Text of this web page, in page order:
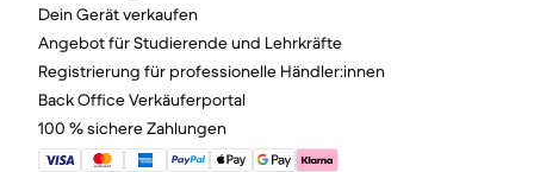
Dein Gerät verkaufen
Angebot für Studierende und Lehrkräfte
Registrierung für professionelle Händler:innen
Back Office Verkäuferportal
100 % sichere Zahlungen